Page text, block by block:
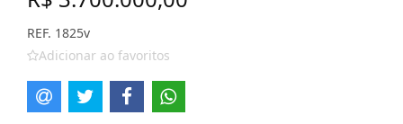
REF. 1825v
Adicionar ao favoritos